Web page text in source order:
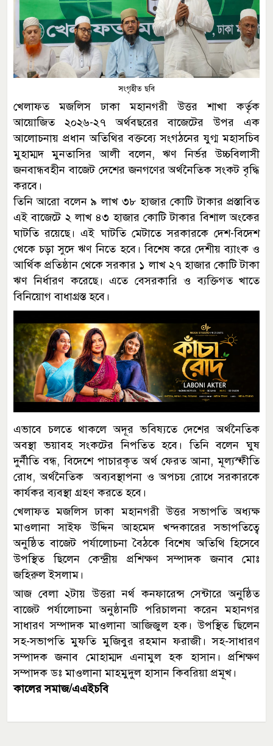
সংগৃহীত ছবি
খেলাফত মজলিস ঢাকা মহানগরী উত্তর শাখা কর্তৃক
আয়োজিত ২০২৬-২৭ অর্থবছরের বাজেটের উপর এক
আলোচনায় প্রধান অতিথির বক্তব্যে সংগঠনের যুগ্ম মহাসচিব
মুহাম্মদ মুনতাসির আলী বলেন, ঋণ নির্ভর উচ্চবিলাসী
জনবান্ধবহীন বাজেট দেশের জনগণের অর্থনৈতিক সংকট বৃদ্ধি
করবে।
তিনি আরো বলেন ৯ লাখ ৩৮ হাজার কোটি টাকার প্রস্তাবিত
এই বাজেটে ২ লাখ ৪৩ হাজার কোটি টাকার বিশাল অংকের
ঘাটতি রয়েছে। এই ঘাটতি মেটাতে সরকারকে দেশ-বিদেশ
থেকে চড়া সুদে ঋণ নিতে হবে। বিশেষ করে দেশীয় ব্যাংক ও
আর্থিক প্রতিষ্ঠান থেকে সরকার ১ লাখ ২৭ হাজার কোটি টাকা
ঋণ নির্ধারণ করেছে। এতে বেসরকারি ও ব্যক্তিগত খাতে
বিনিয়োগ বাধাগ্রস্ত হবে।
এভাবে চলতে থাকলে অদূর ভবিষ্যতে দেশের অর্থনৈতিক
অবস্থা ভয়াবহ সংকটের নিপতিত হবে। তিনি বলেন ঘুষ
দুর্নীতি বন্ধ, বিদেশে পাচারকৃত অর্থ ফেরত আনা, মূল্যস্ফীতি
রোধ, অর্থনৈতিক অব্যবস্থাপনা ও অপচয় রোধে সরকারকে
কার্যকর ব্যবস্থা গ্রহণ করতে হবে।
খেলাফত মজলিস ঢাকা মহানগরী উত্তর সভাপতি অধ্যক্ষ
মাওলানা সাইফ উদ্দিন আহমেদ খন্দকারের সভাপতিত্বে
অনুষ্ঠিত বাজেট পর্যালোচনা বৈঠকে বিশেষ অতিথি হিসেবে
উপস্থিত ছিলেন কেন্দ্রীয় প্রশিক্ষণ সম্পাদক জনাব মোঃ
জহিরুল ইসলাম।
আজ বেলা ২টায় উত্তরা নর্থ কনফারেন্স সেন্টারে অনুষ্ঠিত
বাজেট পর্যালোচনা অনুষ্ঠানটি পরিচালনা করেন মহানগর
সাধারণ সম্পাদক মাওলানা আজিজুল হক। উপস্থিত ছিলেন
সহ-সভাপতি মুফতি মুজিবুর রহমান ফরাজী। সহ-সাধারণ
সম্পাদক জনাব মোহাম্মদ এনামুল হক হাসান। প্রশিক্ষণ
সম্পাদক ডঃ মাওলানা মাহমুদুল হাসান কিবরিয়া প্রমূখ।
কালের সমাজ/এএইচবি